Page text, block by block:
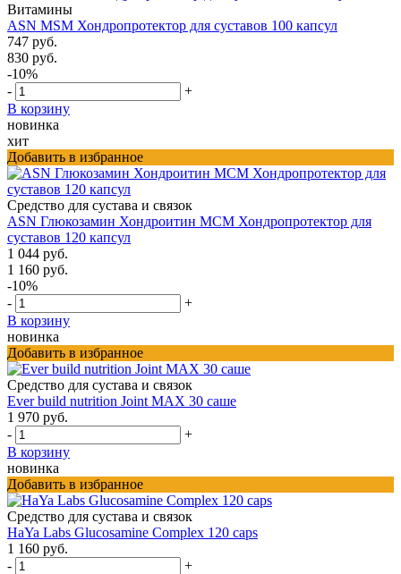
Витамины
ASN MSM Хондропротектор для суставов 100 капсул
747 руб.
830 руб.
-10%
-
+
В корзину
новинка
хит
Добавить в избранное
Средство для сустава и связок
ASN Глюкозамин Хондроитин МСМ Хондропротектор для
суставов 120 капсул
1 044 руб.
1 160 руб.
-10%
-
+
В корзину
новинка
Добавить в избранное
Средство для сустава и связок
Ever build nutrition Joint MAX 30 саше
1 970 руб.
-
+
В корзину
новинка
Добавить в избранное
Средство для сустава и связок
HaYa Labs Glucosamine Complex 120 caps
1 160 руб.
-
+